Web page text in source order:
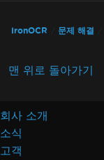
IronOCR 문제 해결
맨 위로 돌아가기
회사 소개
소식
고객